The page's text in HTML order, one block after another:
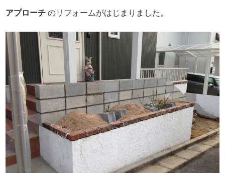
アプローチのリフォームがはじまりました。